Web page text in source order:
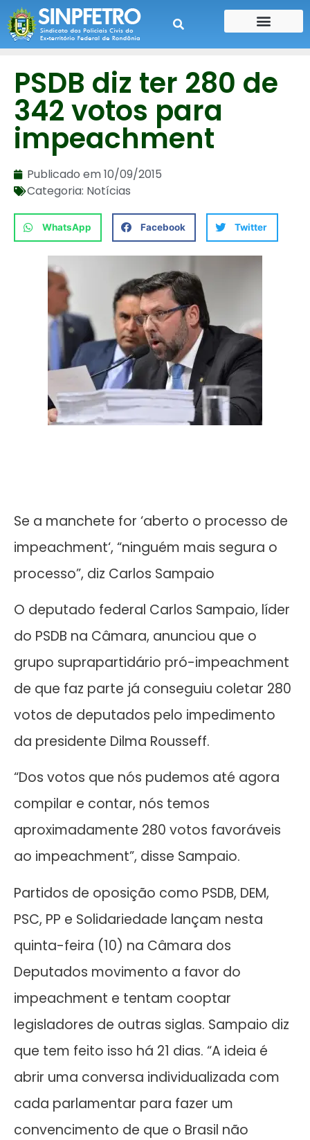
PSDB diz ter 280 de
342 votos para
impeachment
Publicado em10/09/2015
Categoria: Notícias
WhatsApp Facebook Twitter
Se a manchete for ‘aberto o processo de
impeachment‘, “ninguém mais segura o
processo”, diz Carlos Sampaio
O deputado federal Carlos Sampaio, líder
do PSDB na Câmara, anunciou que o
grupo suprapartidário pró-impeachment
de que faz parte já conseguiu coletar 280
votos de deputados pelo impedimento
da presidente Dilma Rousseff.
“Dos votos que nós pudemos até agora
compilar e contar, nós temos
aproximadamente 280 votos favoráveis
ao impeachment”, disse Sampaio.
Partidos de oposição como PSDB, DEM,
PSC, PP e Solidariedade lançam nesta
quinta-feira (10) na Câmara dos
Deputados movimento a favor do
impeachment e tentam cooptar
legisladores de outras siglas. Sampaio diz
que tem feito isso há 21 dias. “A ideia é
abrir uma conversa individualizada com
cada parlamentar para fazer um
convencimento de que o Brasil não